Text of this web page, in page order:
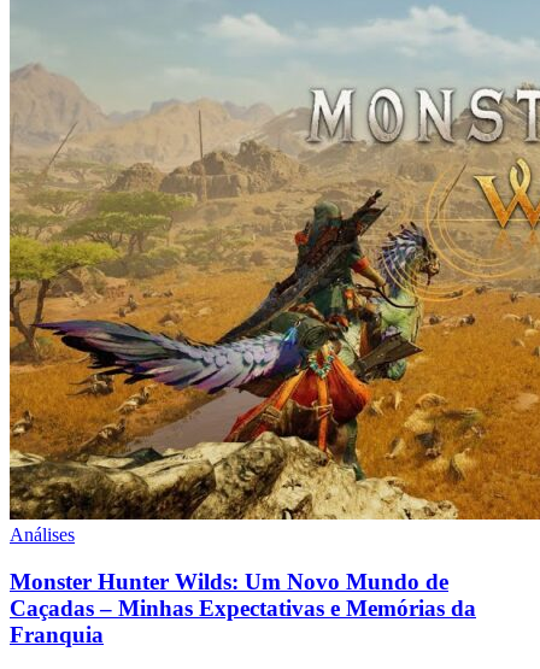
Análises
Monster Hunter Wilds: Um Novo Mundo de
Caçadas – Minhas Expectativas e Memórias da
Franquia